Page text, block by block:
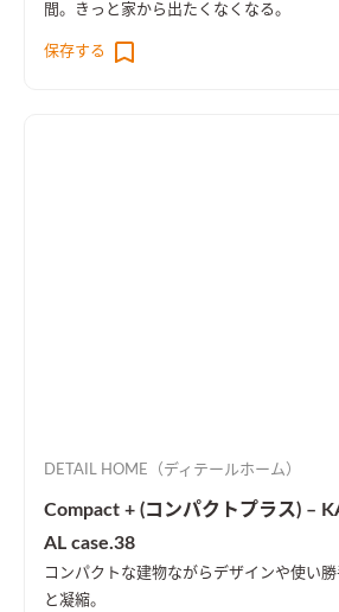
間。きっと家から出たくなくなる。
保存する
DETAIL HOME（ディテールホーム）
Compact + (コンパクトプラス) –
AL case.38
コンパクトな建物ながらデザインや使い
と凝縮。